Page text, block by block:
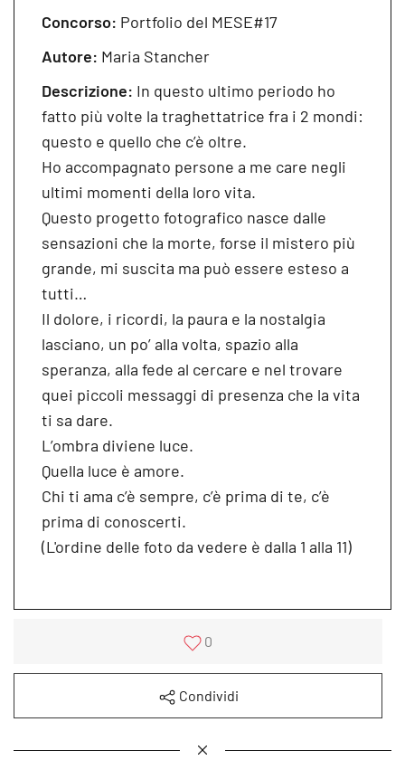
Concorso: Portfolio del MESE#17
Autore: Maria Stancher
Descrizione: In questo ultimo periodo ho
fatto più volte la traghettatrice fra i 2 mondi:
questo e quello che c’è oltre.
Ho accompagnato persone a me care negli
ultimi momenti della loro vita.
Questo progetto fotografico nasce dalle
sensazioni che la morte, forse il mistero più
grande, mi suscita ma può essere esteso a
tutti…
Il dolore, i ricordi, la paura e la nostalgia
lasciano, un po’ alla volta, spazio alla
speranza, alla fede al cercare e nel trovare
quei piccoli messaggi di presenza che la vita
ti sa dare.
L’ombra diviene luce.
Quella luce è amore.
Chi ti ama c’è sempre, c’è prima di te, c’è
prima di conoscerti.
(L'ordine delle foto da vedere è dalla 1 alla 11)
0
Condividi